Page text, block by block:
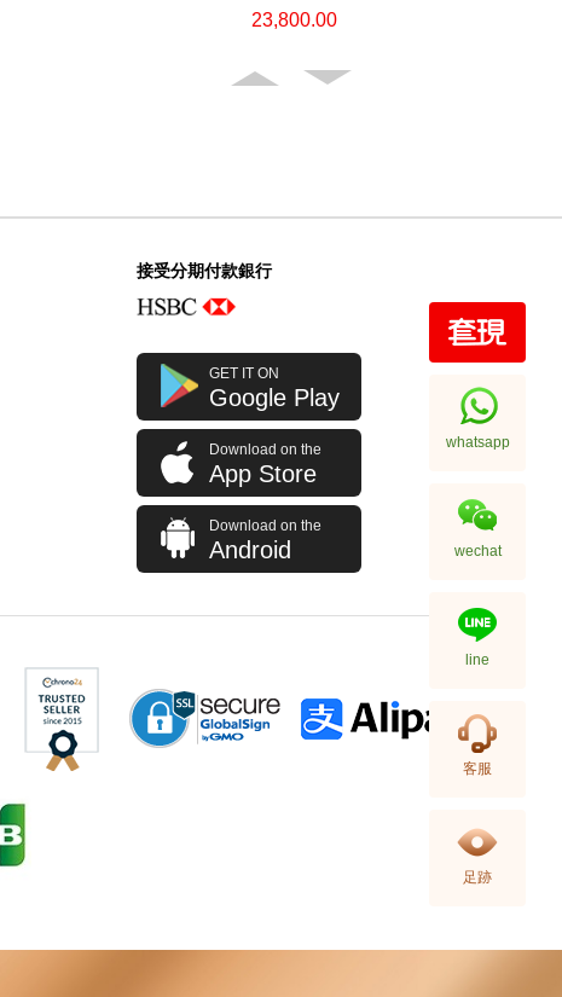
23,800.00
Hermes 愛馬仕 手袋 Evelyne 29
89 斜挎包 伊芙琳包 黑色
32,800.00
接受分期付款銀行
GET IT ON
Google Play
Download on the
App Store
Download on the
Android
whatsapp
wechat
line
客服
足跡